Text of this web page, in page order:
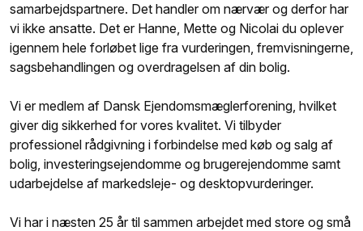
samarbejdspartnere. Det handler om nærvær og derfor har
vi ikke ansatte. Det er Hanne, Mette og Nicolai du oplever
igennem hele forløbet lige fra vurderingen, fremvisningerne,
sagsbehandlingen og overdragelsen af din bolig.
Vi er medlem af Dansk Ejendomsmæglerforening, hvilket
giver dig sikkerhed for vores kvalitet. Vi tilbyder
professionel rådgivning i forbindelse med køb og salg af
bolig, investeringsejendomme og brugerejendomme samt
udarbejdelse af markedsleje- og desktopvurderinger.
Vi har i næsten 25 år til sammen arbejdet med store og små